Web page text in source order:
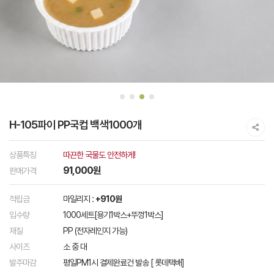
H-105파이 PP국컵 백색1000개
상품특징
따끈한 국물도 안전하게!
판매가격
91,000원
적립금 마일리지 : +910원
입수량
1000세트[용기1박스+뚜껑1박스]
재질
PP (전자레인지 가능)
사이즈
소 중 대
발주마감
평일PM1시 결제완료건 발송 [ 롯데택배]